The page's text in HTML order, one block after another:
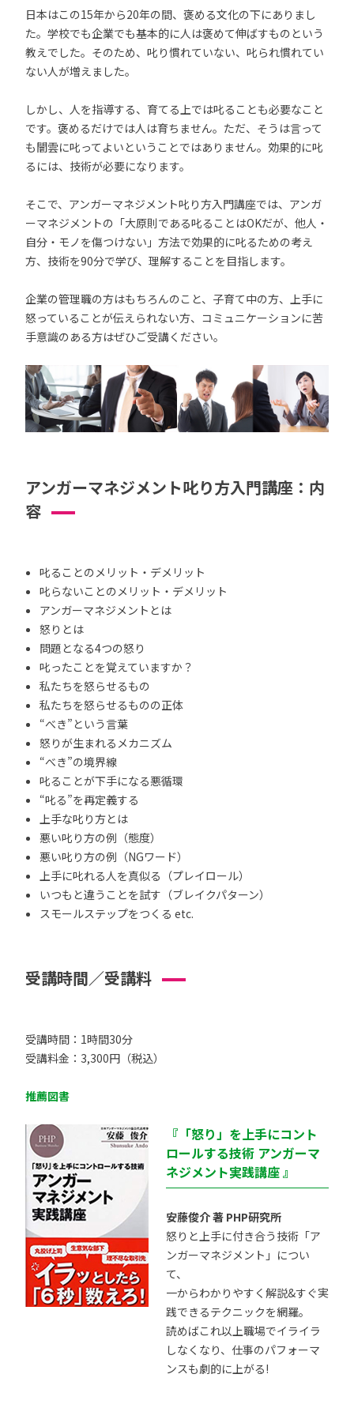
日本はこの15年から20年の間、褒める文化の下にありまし
た。学校でも企業でも基本的に人は褒めて伸ばすものという
教えでした。そのため、叱り慣れていない、叱られ慣れてい
ない人が増えました。
しかし、人を指導する、育てる上では叱ることも必要なこと
です。褒めるだけでは人は育ちません。ただ、そうは言って
も闇雲に叱ってよいということではありません。効果的に叱
るには、技術が必要になります。
そこで、アンガーマネジメント叱り方入門講座では、アンガ
ーマネジメントの「大原則である叱ることはOKだが、他人・
自分・モノを傷つけない」方法で効果的に叱るための考え
方、技術を90分で学び、理解することを目指します。
企業の管理職の方はもちろんのこと、子育て中の方、上手に
怒っていることが伝えられない方、コミュニケーションに苦
手意識のある方はぜひご受講ください。
アンガーマネジメント叱り方入門講座：内
容
叱ることのメリット・デメリット
叱らないことのメリット・デメリット
アンガーマネジメントとは
怒りとは
問題となる4つの怒り
叱ったことを覚えていますか？
私たちを怒らせるもの
私たちを怒らせるものの正体
“べき”という言葉
怒りが生まれるメカニズム
“べき”の境界線
叱ることが下手になる悪循環
“叱る”を再定義する
上手な叱り方とは
悪い叱り方の例（態度）
悪い叱り方の例（NGワード）
上手に叱れる人を真似る（プレイロール）
いつもと違うことを試す（ブレイクパターン）
スモールステップをつくる etc.
受講時間／受講料
受講時間：1時間30分
受講料金：3,300円（税込）
推薦図書
『「怒り」を上手にコント
ロールする技術 アンガーマ
ネジメント実践講座 』
安藤俊介 著 PHP研究所
怒りと上手に付き合う技術「ア
ンガーマネジメント」につい
て、
一からわかりやすく解説&すぐ実
践できるテクニックを網羅。
読めばこれ以上職場でイライラ
しなくなり、仕事のパフォーマ
ンスも劇的に上がる!